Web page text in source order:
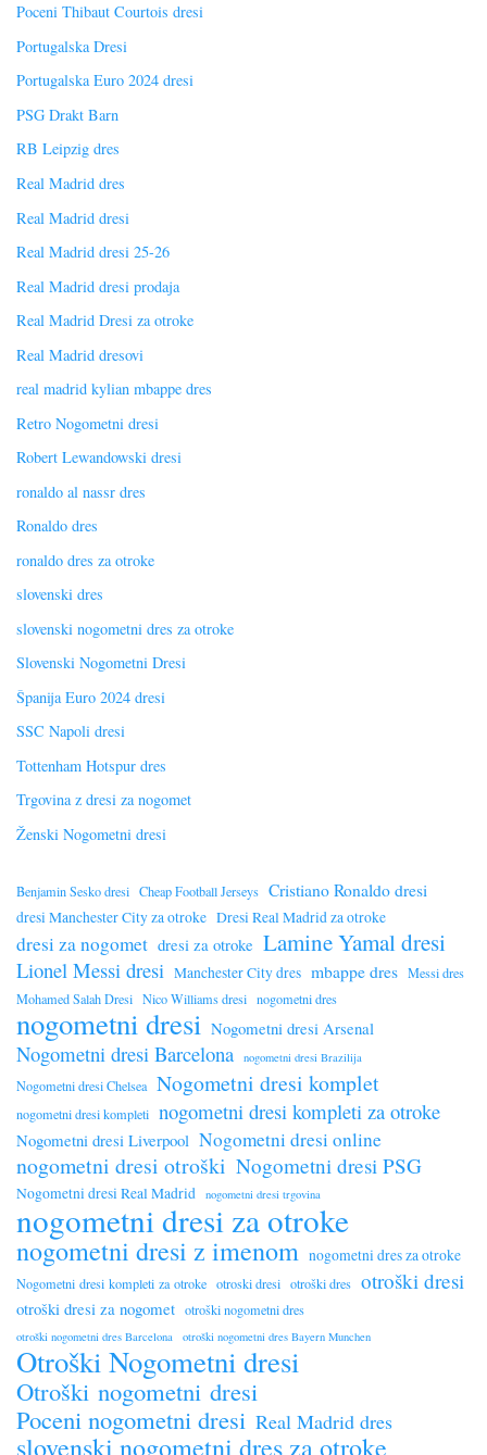
Poceni Thibaut Courtois dresi
Portugalska Dresi
Portugalska Euro 2024 dresi
PSG Drakt Barn
RB Leipzig dres
Real Madrid dres
Real Madrid dresi
Real Madrid dresi 25-26
Real Madrid dresi prodaja
Real Madrid Dresi za otroke
Real Madrid dresovi
real madrid kylian mbappe dres
Retro Nogometni dresi
Robert Lewandowski dresi
ronaldo al nassr dres
Ronaldo dres
ronaldo dres za otroke
slovenski dres
slovenski nogometni dres za otroke
Slovenski Nogometni Dresi
Španija Euro 2024 dresi
SSC Napoli dresi
Tottenham Hotspur dres
Trgovina z dresi za nogomet
Ženski Nogometni dresi
Benjamin Sesko dresi Cheap Football Jerseys Cristiano Ronaldo dresi
dresi Manchester City za otroke Dresi Real Madrid za otroke
dresi za nogomet dresi za otroke Lamine Yamal dresi
Lionel Messi dresi Manchester City dres mbappe dres Messi dres
Mohamed Salah Dresi Nico Williams dresi nogometni dres
nogometni dresi Nogometni dresi Arsenal
Nogometni dresi Barcelona nogometni dresi Brazilija
Nogometni dresi Chelsea Nogometni dresi komplet
nogometni dresi kompleti nogometni dresi kompleti za otroke
Nogometni dresi Liverpool Nogometni dresi online
nogometni dresi otroški Nogometni dresi PSG
Nogometni dresi Real Madrid nogometni dresi trgovina
nogometni dresi za otroke
nogometni dresi z imenom nogometni dres za otroke
Nogometni dresi kompleti za otroke otroski dresi otroški dres otroški dresi
otroški dresi za nogomet otroški nogometni dres
otroški nogometni dres Barcelona otroški nogometni dres Bayern Munchen
Otroški Nogometni dresi
Otroški nogometni dresi
Poceni nogometni dresi Real Madrid dres
slovenski nogometni dres za otroke